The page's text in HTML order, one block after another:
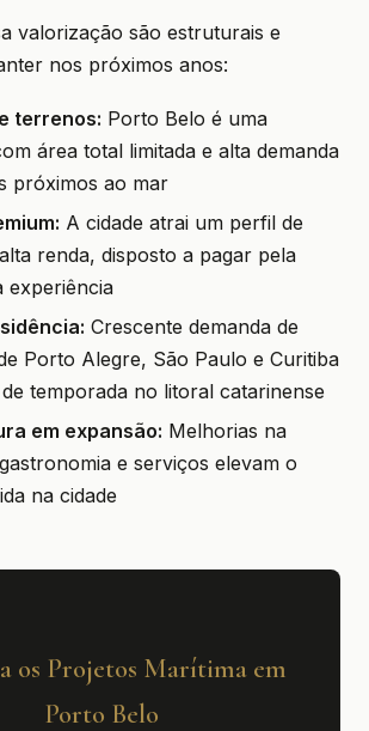
valorização são estruturais e
nos próximos anos:
terrenos: Porto Belo é uma
área total limitada e alta demanda
próximos ao mar
A cidade atrai um perfil de
renda, disposto a pagar pela
experiência
Crescente demanda de
Porto Alegre, São Paulo e Curitiba
temporada no litoral catarinense
em expansão: Melhorias na
e serviços elevam o
na cidade
os Projetos Marítima em
Porto Belo